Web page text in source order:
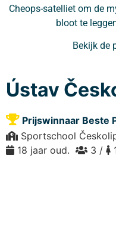
Cheops-satelliet om de
bloot te
Bekijk de
Ústav
Prijswinnaar Beste
Sportschool
18 jaar oud.
3 /